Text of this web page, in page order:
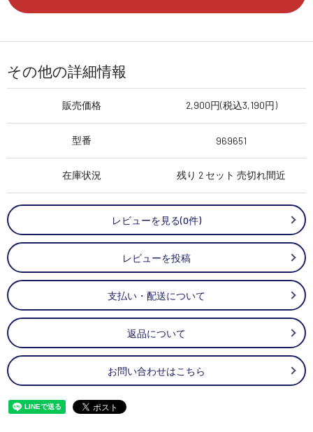
その他の詳細情報
販売価格 2,900円(税込3,190円)
型番 969651
在庫状況 残り 2 セット 売切れ間近
レビューを見る(0件)
レビューを投稿
支払い・配送について
返品について
お問い合わせはこちら